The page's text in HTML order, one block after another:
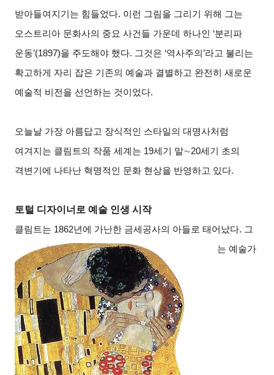
받아들여지기는 힘들었다. 이런 그림을 그리기 위해 그는
오스트리아 문화사의 중요 사건들 가운데 하나인 ‘분리파
운동’(1897)을 주도해야 했다. 그것은 ‘역사주의’라고 불리는
확고하게 자리 잡은 기존의 예술과 결별하고 완전히 새로운
예술적 비전을 선언하는 것이었다.
오늘날 가장 아름답고 장식적인 스타일의 대명사처럼
여겨지는 클림트의 작품 세계는 19세기 말∼20세기 초의
격변기에 나타난 혁명적인 문화 현상을 반영하고 있다.
토털 디자이너로 예술 인생 시작
클림트는 1862년에 가난한 금세공사의 아들로 태어났다. 그
는 예술가